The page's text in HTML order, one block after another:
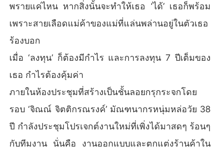
พรายแค่ไหน หากสิ่งนั้นจะทำให้เธอ ‘ได้’ เธอก็พร้อม
เพราะสายเลือดแม่ค้าของแม่ที่แล่นพล่านอยู่ในตัวเธอ
ร้องบอก
เมื่อ ‘ลงทุน’ ก็ต้องมีกำไร และการลงทุน 7 ปีเต็มของ
เธอ กำไรต้องคุ้มค่า
ภายในห้องประชุมที่สร้างเป็นชั้นลอยกรุกระจกโดย
รอบ ‘จิณณ์ จิตติกรณรงค์’ มัณฑนากรหนุ่มหล่อวัย 38
ปี กำลังประชุมโปรเจกต์งานใหม่ที่เพิ่งได้มาสดๆ ร้อนๆ
กับทีมงาน นั่นคือ งานออกแบบและตกแต่งร้านค้าใน